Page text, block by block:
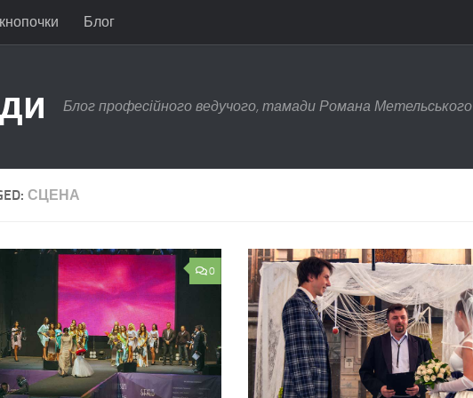
Блог
Блог професійного ведучого, тамади Романа Метельського
СЦЕНА
0